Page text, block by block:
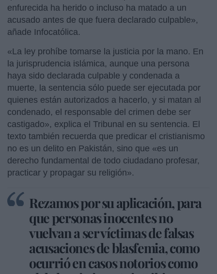
enfurecida ha herido o incluso ha matado a un
acusado antes de que fuera declarado culpable»,
añade Infocatólica.
«La ley prohíbe tomarse la justicia por la mano. En
la jurisprudencia islámica, aunque una persona
haya sido declarada culpable y condenada a
muerte, la sentencia sólo puede ser ejecutada por
quienes están autorizados a hacerlo, y si matan al
condenado, el responsable del crimen debe ser
castigado», explica el Tribunal en su sentencia. El
texto también recuerda que predicar el cristianismo
no es un delito en Pakistán, sino que «es un
derecho fundamental de todo ciudadano profesar,
practicar y propagar su religión».
Rezamos por su aplicación, para
que personas inocentes no
vuelvan a ser víctimas de falsas
acusaciones de blasfemia, como
ocurrió en casos notorios como